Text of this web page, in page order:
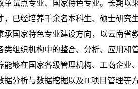
试点专业、国家特色专业。长期以
已经培养千余名本科生、硕士研究
国家特色专业建设方向，以云南省
组织机构中的整合、分析、应用和
够在国家各级管理机构、工商企业
分析与数据挖掘以及IT项目管理等